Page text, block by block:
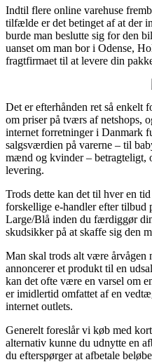
Indtil flere online varehuse
tilfælde er det betinget af at der
burde man beslutte sig for den
uanset om man bor i Odense,
fragtfirmaet til at levere din
Det er efterhånden ret så enkelt
om priser på tværs af netshops,
internet forretninger i Danmark
salgsværdien på varerne – til
mænd og kvinder – betragteligt,
levering.
Trods dette kan det til hver en
forskellige e-handler efter
Large/Blå inden du færdiggør
skudsikker på at skaffe sig den
Man skal trods alt være årvågen
annoncerer et produkt til en
kan det ofte være en varsel om
er imidlertid omfattet af en
internet outlets.
Generelt foreslår vi køb med
alternativ kunne du udnytte en
du efterspørger at afbetale